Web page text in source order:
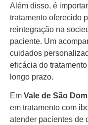
Além disso, é
tratamento oferecido
reintegração na
paciente. Um
cuidados
eficácia do
longo prazo.
Em Vale de São
em tratamento com
atender pacientes de